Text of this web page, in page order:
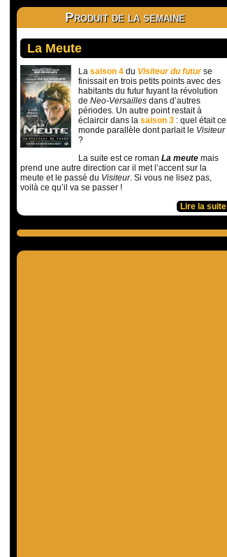
Produit de la semaine
La Meute
La saison 4 du Visiteur du futurse
finissait en trois petits points avec des
habitants du futur fuyant la révolution
de Neo-Versailles dans d’autres
périodes. Un autre point restait à
éclaircir dans la saison 3 : quel était ce
monde parallèle dont parlait le Visiteur
?
La suite est ce roman La meute mais
prend une autre direction car il met l’accent sur la
meute et le passé du Visiteur. Si vous ne lisez pas,
voilà ce qu’il va se passer !
Lire la suite